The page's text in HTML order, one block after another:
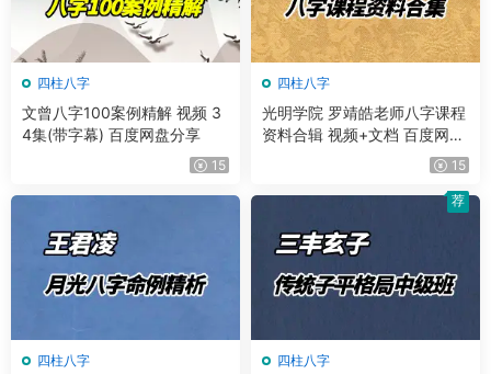
四柱八字
文曾八字100案例精解 视频 3
4集(带字幕) 百度网盘分享
15
四柱八字
光明学院 罗靖皓老师八字课程
资料合辑 视频+文档 百度网盘
15
四柱八字 四柱八字
荐